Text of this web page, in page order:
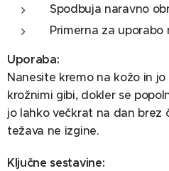
Spodbuja naravno
Primerna za uporabo
Uporaba:
Nanesite kremo na kožo in
krožnimi gibi, dokler se
jo lahko večkrat na dan brez
težava ne izgine.
Ključne sestavine: